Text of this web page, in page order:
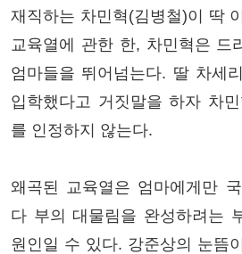
재직하는 차민혁(김병철)이 딱
교육열에 관한 한, 차민혁은 드
엄마들을 뛰어넘는다. 딸 차세
입학했다고 거짓말을 하자 차
를 인정하지 않는다.
왜곡된 교육열은 엄마에게만
다 부의 대물림을 완성하려는
원인일 수 있다. 강준상의 눈뜸